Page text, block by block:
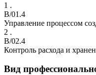
1 .
B/01.4
Управление процессом
2 .
B/02.4
Контроль расхода и
Вид